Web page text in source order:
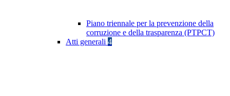
Piano triennale per la prevenzione della
corruzione e della trasparenza (PTPCT)
Atti generali 4